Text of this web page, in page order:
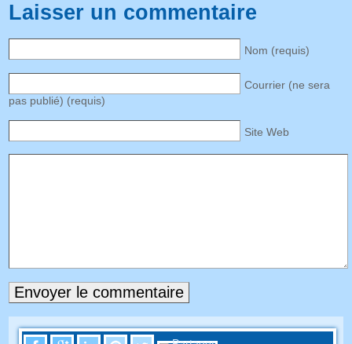
Laisser un commentaire
Nom (requis)
Courrier (ne sera
pas publié) (requis)
Site Web